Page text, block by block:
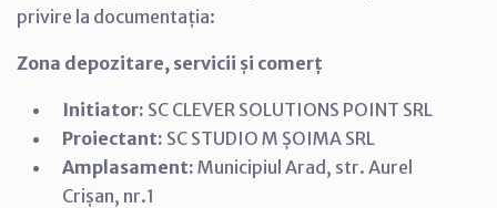
privire la documentația:
Zona depozitare, servicii și comerț
Initiator: SC CLEVER SOLUTIONS POINT SRL
Proiectant: SC STUDIO M ȘOIMA SRL
Amplasament: Municipiul Arad, str. Aurel
Crișan, nr.1